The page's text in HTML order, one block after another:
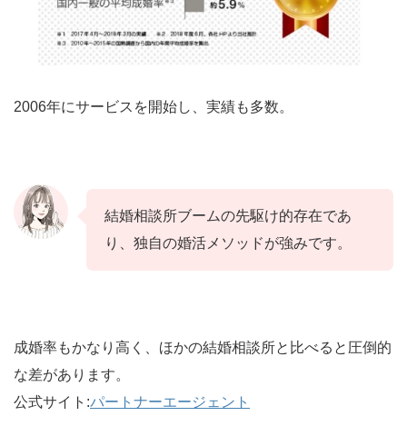
2006年にサービスを開始し、実績も多数。
結婚相談所ブームの先駆け的存在であ
り、独自の婚活メソッドが強みです。
成婚率もかなり高く、ほかの結婚相談所と比べると圧倒的
な差があります。
公式サイト:パートナーエージェント